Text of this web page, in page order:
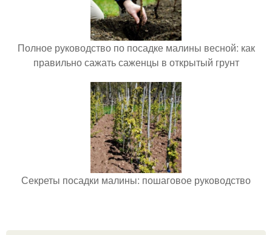
Полное руководство по посадке малины весной: как
правильно сажать саженцы в открытый грунт
Секреты посадки малины: пошаговое руководство